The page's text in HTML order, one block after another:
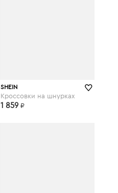
SHEIN
Кроссовки на шнурках
1 859 ₽